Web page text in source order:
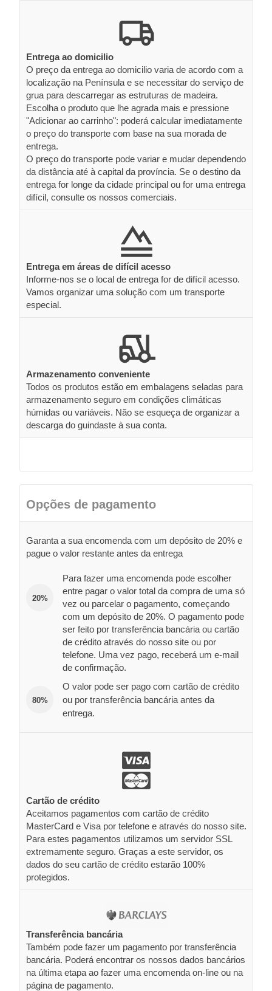
Entrega ao domicilio
O preço da entrega ao domicilio varia de acordo com a
localização na Península e se necessitar do serviço de
grua para descarregar as estruturas de madeira.
Escolha o produto que lhe agrada mais e pressione
"Adicionar ao carrinho": poderá calcular imediatamente
o preço do transporte com base na sua morada de
entrega.
O preço do transporte pode variar e mudar dependendo
da distância até à capital da província. Se o destino da
entrega for longe da cidade principal ou for uma entrega
difícil, consulte os nossos comerciais.
Entrega em áreas de difícil acesso
Informe-nos se o local de entrega for de difícil acesso.
Vamos organizar uma solução com um transporte
especial.
Armazenamento conveniente
Todos os produtos estão em embalagens seladas para
armazenamento seguro em condições climáticas
húmidas ou variáveis. Não se esqueça de organizar a
descarga do guindaste à sua conta.
Opções de pagamento
Garanta a sua encomenda com um depósito de 20% e
pague o valor restante antes da entrega
20%
Para fazer uma encomenda pode escolher
entre pagar o valor total da compra de uma só
vez ou parcelar o pagamento, começando
com um depósito de 20%. O pagamento pode
ser feito por transferência bancária ou cartão
de crédito através do nosso site ou por
telefone. Uma vez pago, receberá um e-mail
de confirmação.
80%
O valor pode ser pago com cartão de crédito
ou por transferência bancária antes da
entrega.
Cartão de crédito
Aceitamos pagamentos com cartão de crédito
MasterCard e Visa por telefone e através do nosso site.
Para estes pagamentos utilizamos um servidor SSL
extremamente seguro. Graças a este servidor, os
dados do seu cartão de crédito estarão 100%
protegidos.
Transferência bancária
Também pode fazer um pagamento por transferência
bancária. Poderá encontrar os nossos dados bancários
na última etapa ao fazer uma encomenda on-line ou na
página de pagamento.